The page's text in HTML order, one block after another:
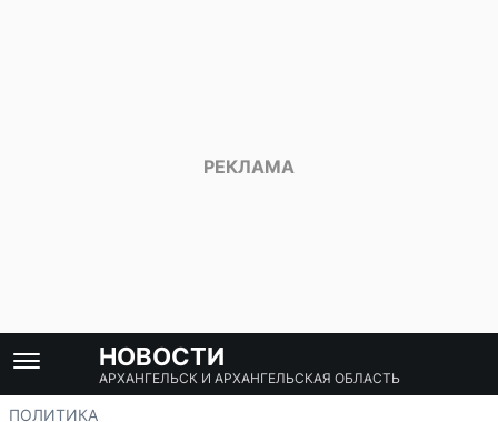
НОВОСТИ
АРХАНГЕЛЬСК И АРХАНГЕЛЬСКАЯ ОБЛАСТЬ
ПОЛИТИКА